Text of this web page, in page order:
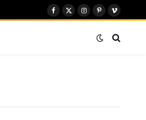
Facebook
X
Instagram
PinterestVimeo